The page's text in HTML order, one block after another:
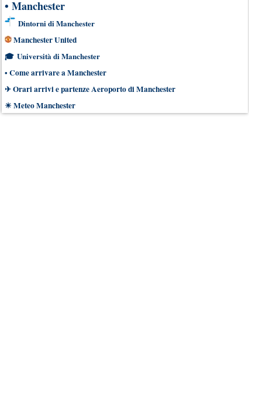
• Manchester
Dintorni di Manchester
Manchester United
🎓 Università di Manchester
• Come arrivare a Manchester
✈Orari arrivi e partenze Aeroporto di Manchester
☀ Meteo Manchester